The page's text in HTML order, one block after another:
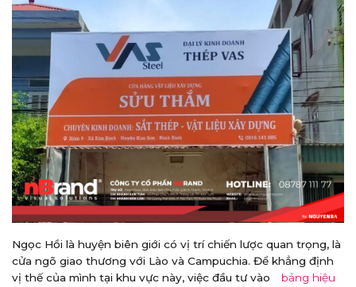
Ngọc Hồi là huyện biên giới có vị trí chiến lược quan trọng, là
cửa ngõ giao thương với Lào và Campuchia. Để khẳng định
vị thế của mình tại khu vực này, việc đầu tư vào
bảng hiệu